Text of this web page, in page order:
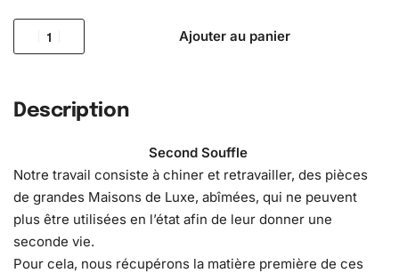
Ajouter au panier
Description
Second Souffle
Notre travail consiste à chiner et retravailler, des pièces
de grandes Maisons de Luxe, abîmées, qui ne peuvent
plus être utilisées en l’état afin de leur donner une
seconde vie.
Pour cela, nous récupérons la matière première de ces